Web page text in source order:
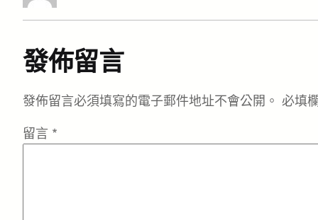
發佈留言
發佈留言必須填寫的電子郵件地址不會公開。 必填
留言 *